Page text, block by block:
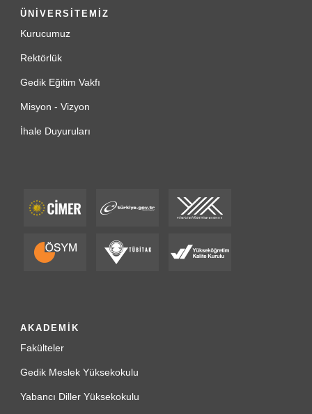
ÜNİVERSİTEMİZ
Kurucumuz
Rektörlük
Gedik Eğitim Vakfı
Misyon - Vizyon
İhale Duyuruları
AKADEMİK
Fakülteler
Gedik Meslek Yüksekokulu
Yabancı Diller Yüksekokulu